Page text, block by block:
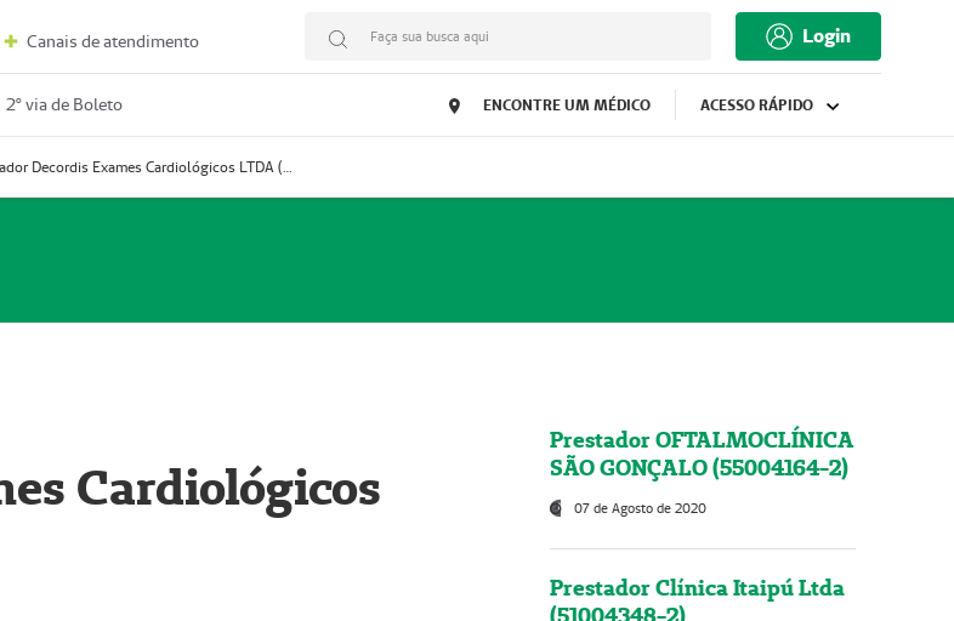
Canais de atendimento Faça sua busca aqui Login
2º via de Boleto ENCONTRE UM MÉDICO ACESSO RÁPIDO
Prestador Decordis Exames Cardiológicos LTDA (51004347-4)
Cardiológicos
Prestador OFTALMOCLÍNICA
SÃO GONÇALO (55004164-2)
07 de Agosto de 2020
Prestador Clínica Itaipú Ltda